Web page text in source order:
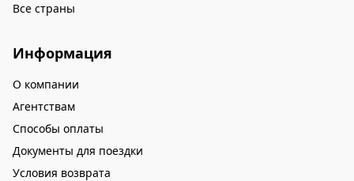
Все страны
Информация
О компании
Агентствам
Способы оплаты
Документы для поездки
Условия возврата